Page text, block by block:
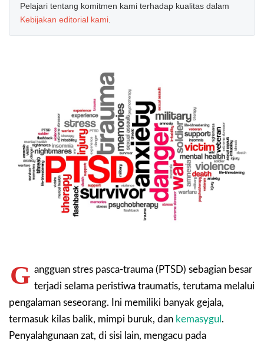
Pelajari tentang komitmen kami terhadap kualitas dalam
Kebijakan editorial kami
G angguan stres pasca-trauma (PTSD) sebagian besar
terjadi selama peristiwa traumatis, terutama melalui
pengalaman seseorang. Ini memiliki banyak gejala,
termasuk kilas balik, mimpi buruk, dan kemasygul .
Penyalahgunaan zat, di sisi lain, mengacu pada